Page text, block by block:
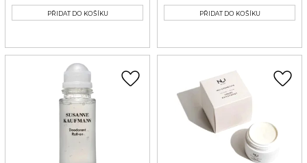
PŘIDAT DO KOŠÍKU PŘIDAT DO KOŠÍKU
favorite_border favorite_border